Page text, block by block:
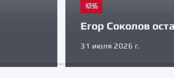
КЛУБ
Егор Соколов
31 июля 2026 г.